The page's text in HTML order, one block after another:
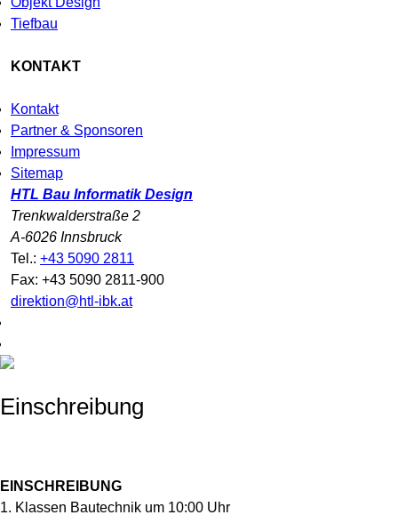
Tiefbau
KONTAKT
Kontakt
Partner & Sponsoren
Impressum
Sitemap
HTL Bau Informatik Design
Trenkwalderstraße 2
A-6026 Innsbruck
Tel.: +43 5090 2811
Fax: +43 5090 2811-900
direktion@htl-ibk.at
Einschreibung
EINSCHREIBUNG
1. Klassen Bautechnik um 10:00 Uhr